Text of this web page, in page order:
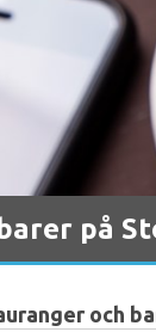
på
och